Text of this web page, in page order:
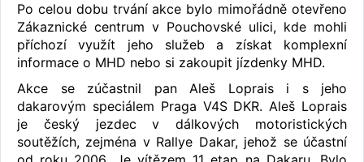
Po celou dobu trvání akce bylo mimořádně otevřeno
Zákaznické centrum v Pouchovské ulici, kde mohli
příchozí využít jeho služeb a získat komplexní
informace o MHD nebo si zakoupit jízdenky MHD.
Akce se zúčastnil pan Aleš Loprais i s jeho
dakarovým speciálem Praga V4S DKR. Aleš Loprais
je český jezdec v dálkových motoristických
soutěžích, zejména v Rallye Dakar, jehož se účastní